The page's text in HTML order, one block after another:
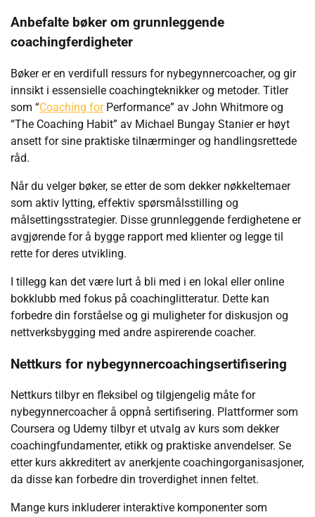
Anbefalte bøker om grunnleggende
coachingferdigheter
Bøker er en verdifull ressurs for nybegynnercoacher, og gir
innsikt i essensielle coachingteknikker og metoder. Titler
som “Coaching forPerformance” av John Whitmore og
“The Coaching Habit” av Michael Bungay Stanier er høyt
ansett for sine praktiske tilnærminger og handlingsrettede
råd.
Når du velger bøker, se etter de som dekker nøkkeltemaer
som aktiv lytting, effektiv spørsmålsstilling og
målsettingsstrategier. Disse grunnleggende ferdighetene er
avgjørende for å bygge rapport med klienter og legge til
rette for deres utvikling.
I tillegg kan det være lurt å bli med i en lokal eller online
bokklubb med fokus på coachinglitteratur. Dette kan
forbedre din forståelse og gi muligheter for diskusjon og
nettverksbygging med andre aspirerende coacher.
Nettkurs for nybegynnercoachingsertifisering
Nettkurs tilbyr en fleksibel og tilgjengelig måte for
nybegynnercoacher å oppnå sertifisering. Plattformer som
Coursera og Udemy tilbyr et utvalg av kurs som dekker
coachingfundamenter, etikk og praktiske anvendelser. Se
etter kurs akkreditert av anerkjente coachingorganisasjoner,
da disse kan forbedre din troverdighet innen feltet.
Mange kurs inkluderer interaktive komponenter som